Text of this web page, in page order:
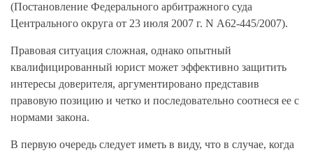
(Постановление Федерального арбитражного суда
Центрального округа от 23 июля 2007 г. N А62-445/2007).
Правовая ситуация сложная, однако опытный
квалифицированный юрист может эффективно защитить
интересы доверителя, аргументировано представив
правовую позицию и четко и последовательно соотнеся ее с
нормами закона.
В первую очередь следует иметь в виду, что в случае, когда